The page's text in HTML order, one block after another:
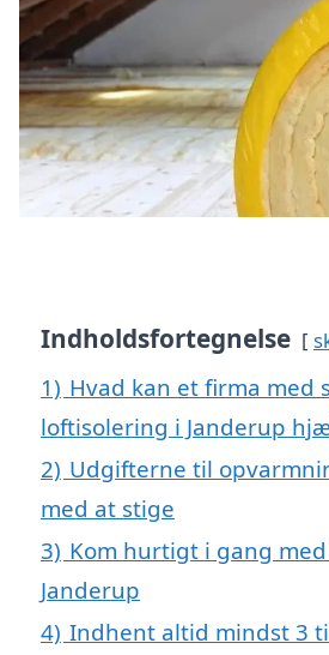
Indholdsfortegnelse
1) Hvad kan et firma med
loftisolering i Janderup
2) Udgifterne til
med at stige
3) Kom hurtigt i gang
Janderup
4) Indhent altid mindst 3